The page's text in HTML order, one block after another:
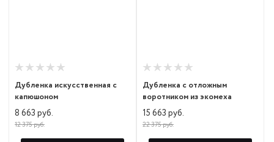
Дубленка искусственная с
капюшоном
8 663 руб.
12 375 руб.
Дубленка с отложным
воротником из экомеха
15 663 руб.
22 375 руб.